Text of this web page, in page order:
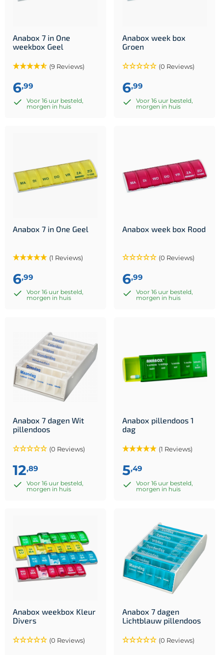
Anabox 7 in One
weekbox Geel
(9 Reviews)
6,99
Voor 16 uur besteld,
morgen in huis
Anabox week box
Groen
(0 Reviews)
6,99
Voor 16 uur besteld,
morgen in huis
Anabox 7 in One Geel
(1 Reviews)
6,99
Voor 16 uur besteld,
morgen in huis
Anabox week box Rood
(0 Reviews)
6,99
Voor 16 uur besteld,
morgen in huis
Anabox 7 dagen Wit
pillendoos
(0 Reviews)
12,89
Voor 16 uur besteld,
morgen in huis
Anabox pillendoos 1
dag
(1 Reviews)
5,49
Voor 16 uur besteld,
morgen in huis
Anabox weekbox Kleur
Divers
(0 Reviews)
Anabox 7 dagen
Lichtblauw pillendoos
(0 Reviews)